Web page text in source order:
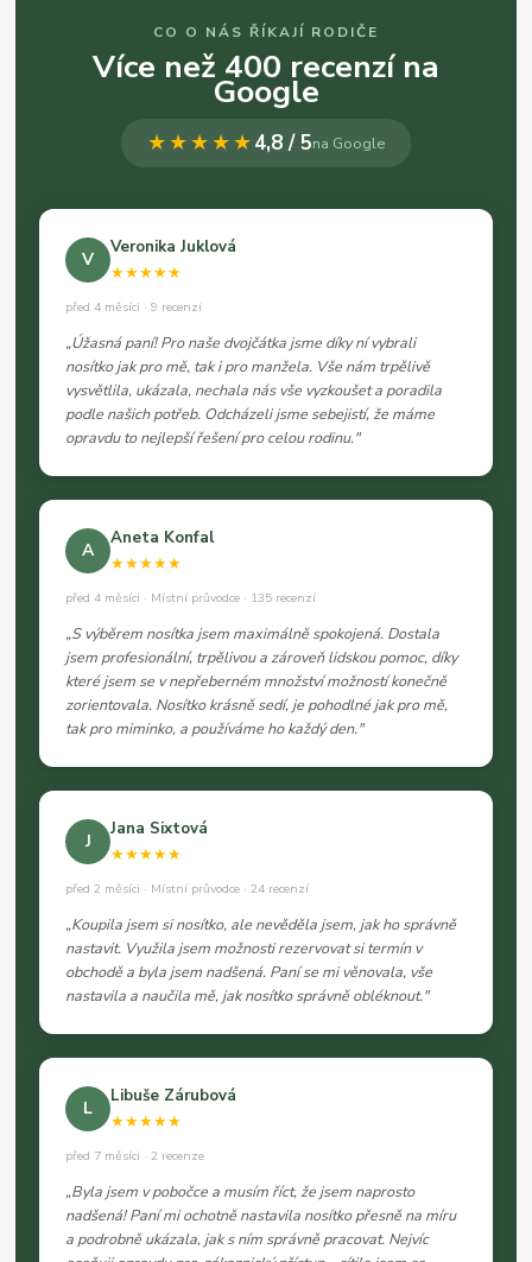
CO O NÁS ŘÍKAJÍ RODIČE
Více než 400 recenzí na
Google
★★★★★4,8 / 5na Google
V
Veronika Juklová
★★★★★
před 4 měsíci · 9 recenzí
„Úžasná paní! Pro naše dvojčátka jsme díky ní vybrali
nosítko jak pro mě, tak i pro manžela. Vše nám trpělivě
vysvětlila, ukázala, nechala nás vše vyzkoušet a poradila
podle našich potřeb. Odcházeli jsme sebejistí, že máme
opravdu to nejlepší řešení pro celou rodinu."
A
Aneta Konfal
★★★★★
před 4 měsíci · Místní průvodce · 135 recenzí
„S výběrem nosítka jsem maximálně spokojená. Dostala
jsem profesionální, trpělivou a zároveň lidskou pomoc, díky
které jsem se v nepřeberném množství možností konečně
zorientovala. Nosítko krásně sedí, je pohodlné jak pro mě,
tak pro miminko, a používáme ho každý den."
J
Jana Sixtová
★★★★★
před 2 měsíci · Místní průvodce · 24 recenzí
„Koupila jsem si nosítko, ale nevěděla jsem, jak ho správně
nastavit. Využila jsem možnosti rezervovat si termín v
obchodě a byla jsem nadšená. Paní se mi věnovala, vše
nastavila a naučila mě, jak nosítko správně obléknout."
L
Libuše Zárubová
★★★★★
před 7 měsíci · 2 recenze
„Byla jsem v pobočce a musím říct, že jsem naprosto
nadšená! Paní mi ochotně nastavila nosítko přesně na míru
a podrobně ukázala, jak s ním správně pracovat. Nejvíc